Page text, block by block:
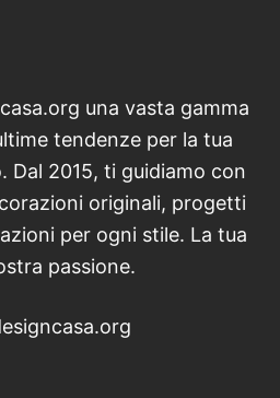
una vasta gamma
tendenze per la tua
Dal 2015, ti guidiamo con
originali, progetti
per ogni stile. La tua
passione.